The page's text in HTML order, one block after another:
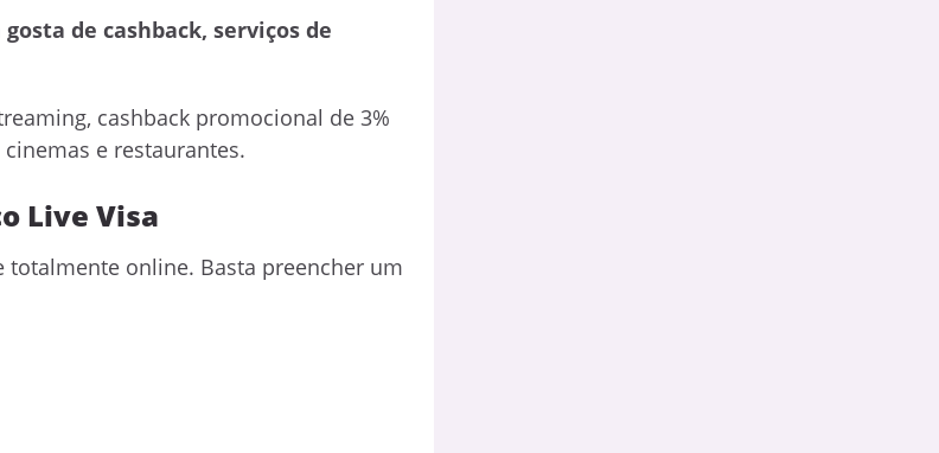
de cashback, serviços de
cashback promocional de 3%
e restaurantes.
Live Visa
totalmente online. Basta preencher um